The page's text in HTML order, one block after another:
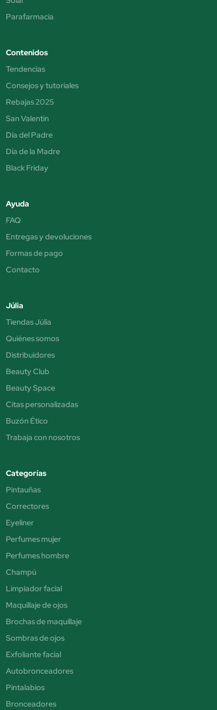
Parafarmacia
Contenidos
Tendencias
Consejos y tutoriales
Rebajas 2025
San Valentín
Día del Padre
Día de la Madre
Black Friday
Ayuda
FAQ
Entregas y devoluciones
Formas de pago
Contacto
Júlia
Tiendas Júlia
Quiénes somos
Distribuidores
Beauty Club
Beauty Space
Citas personalizadas
Buzón Ético
Trabaja con nosotros
Categorías
Pintauñas
Correctores
Eyeliner
Perfumes mujer
Perfumes hombre
Champú
Limpiador facial
Maquillaje de ojos
Brochas de maquillaje
Sombras de ojos
Exfoliante facial
Autobronceadores
Pintalabios
Bronceadores